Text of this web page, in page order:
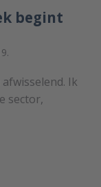
begint
Ik
sector,